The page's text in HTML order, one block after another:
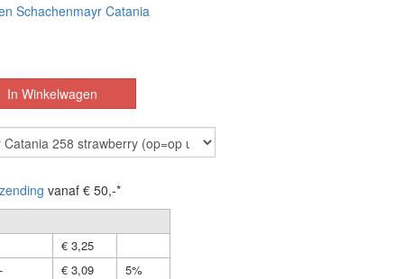
Schachenmayr Catania
vanaf € 50,-*
€ 3,25
€ 3,09
5%